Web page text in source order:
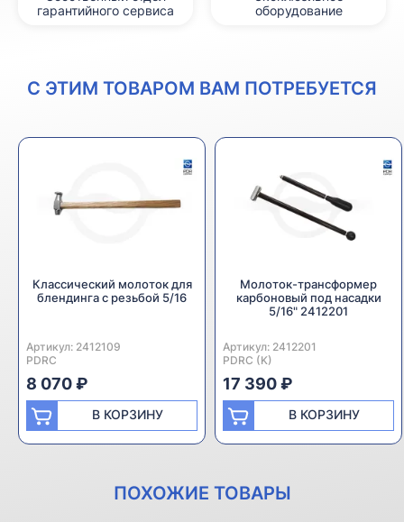
гарантийного сервиса
оборудование
С ЭТИМ ТОВАРОМ ВАМ ПОТРЕБУЕТСЯ
Классический молоток для
блендинга с резьбой 5/16
Артикул: 2412109
Производитель:
PDRC
8 070 ₽
В КОРЗИНУ
Молоток-трансформер
карбоновый под насадки
5/16" 2412201
Артикул: 2412201
Производитель:
PDRC (K)
17 390 ₽
В КОРЗИНУ
ПОХОЖИЕ ТОВАРЫ